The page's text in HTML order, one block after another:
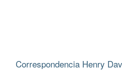
Correspondencia Henry